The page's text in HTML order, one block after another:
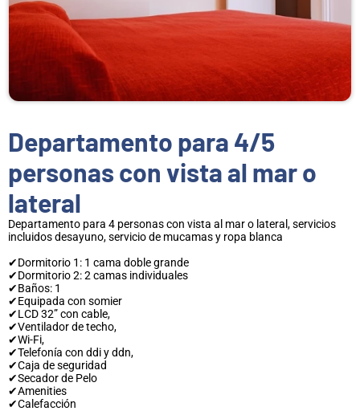
Departamento para 4/5
personas con vista al mar o
lateral
Departamento para 4 personas con vista al mar o lateral, servicios
incluidos desayuno, servicio de mucamas y ropa blanca
✔Dormitorio 1: 1 cama doble grande
✔Dormitorio 2: 2 camas individuales
✔Baños: 1
✔Equipada con somier
✔LCD 32” con cable,
✔Ventilador de techo,
✔Wi-Fi,
✔Telefonía con ddi y ddn,
✔Caja de seguridad
✔Secador de Pelo
✔Amenities
✔Calefacción